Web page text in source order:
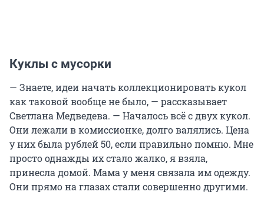
Куклы с мусорки
— Знаете, идеи начать коллекционировать кукол
как таковой вообще не было, — рассказывает
Светлана Медведева. — Началось всё с двух кукол.
Они лежали в комиссионке, долго валялись. Цена
у них была рублей 50, если правильно помню. Мне
просто однажды их стало жалко, я взяла,
принесла домой. Мама у меня связала им одежду.
Они прямо на глазах стали совершенно другими.